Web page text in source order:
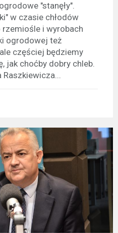
"stanęły".
w czasie chłodów
i wyrobach
ogrodowej też
częściej będziemy
jak choćby dobry chleb.
Raszkiewicza...